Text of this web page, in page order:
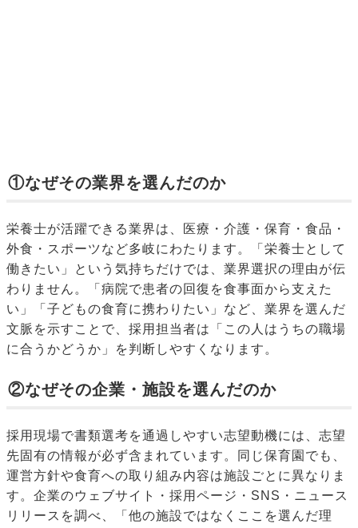
①なぜその業界を選んだのか
栄養士が活躍できる業界は、医療・介護・保育・食品・
外食・スポーツなど多岐にわたります。「栄養士として
働きたい」という気持ちだけでは、業界選択の理由が伝
わりません。「病院で患者の回復を食事面から支えた
い」「子どもの食育に携わりたい」など、業界を選んだ
文脈を示すことで、採用担当者は「この人はうちの職場
に合うかどうか」を判断しやすくなります。
②なぜその企業・施設を選んだのか
採用現場で書類選考を通過しやすい志望動機には、志望
先固有の情報が必ず含まれています。同じ保育園でも、
運営方針や食育への取り組み内容は施設ごとに異なりま
す。企業のウェブサイト・採用ページ・SNS・ニュース
リリースを調べ、「他の施設ではなくここを選んだ理